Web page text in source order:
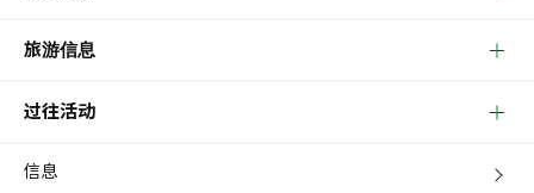
旅游信息
过往活动
信息